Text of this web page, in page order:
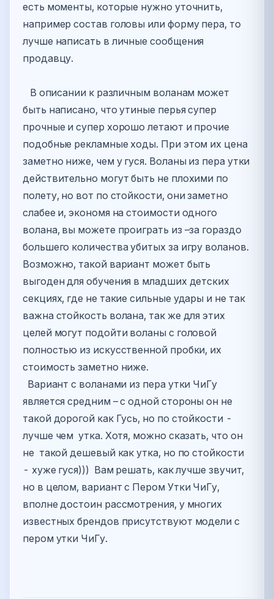
есть моменты, которые нужно уточнить,
например состав головы или форму пера, то
лучше написать в личные сообщения
продавцу.
В описании к различным воланам может
быть написано, что утиные перья супер
прочные и супер хорошо летают и прочие
подобные рекламные ходы. При этом их цена
заметно ниже, чем у гуся. Воланы из пера утки
действительно могут быть не плохими по
полету, но вот по стойкости, они заметно
слабее и, экономя на стоимости одного
волана, вы можете проиграть из –за гораздо
большего количества убитых за игру воланов.
Возможно, такой вариант может быть
выгоден для обучения в младших детских
секциях, где не такие сильные удары и не так
важна стойкость волана, так же для этих
целей могут подойти воланы с головой
полностью из искусственной пробки, их
стоимость заметно ниже.
Вариант с воланами из пера утки ЧиГу
является средним – с одной стороны он не
такой дорогой как Гусь, но по стойкости -
лучше чем утка. Хотя, можно сказать, что он
не такой дешевый как утка, но по стойкости
- хуже гуся))) Вам решать, как лучше звучит,
но в целом, вариант с Пером Утки ЧиГу,
вполне достоин рассмотрения, у многих
известных брендов присутствуют модели с
пером утки ЧиГу.